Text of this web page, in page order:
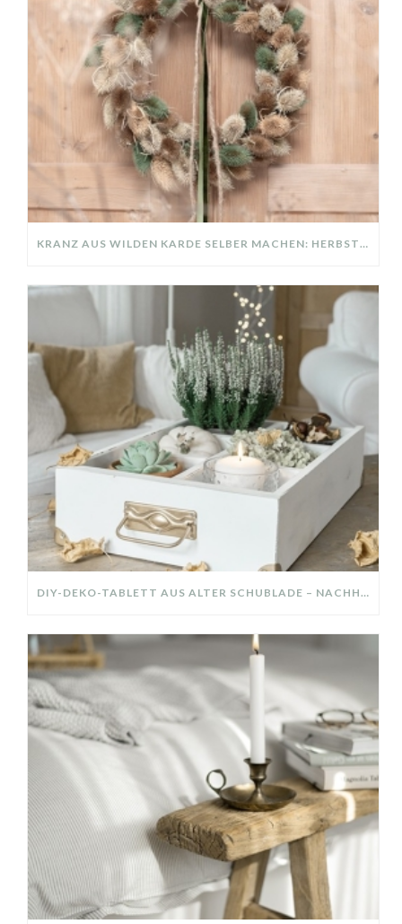
KRANZ AUS WILDEN KARDE SELBER MACHEN: HERBSTDEKO GANZ EINFACH
DIY-DEKO-TABLETT AUS ALTER SCHUBLADE – NACHHALTIGE HERBSTDEKO SELBER MACHEN!